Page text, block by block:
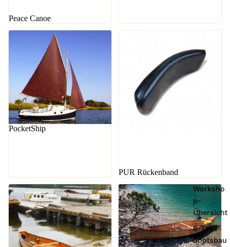
Worksho
p-
Übersicht
6-Tage-
Bootsbau
Peace Canoe
PocketShip
PUR Rückenband